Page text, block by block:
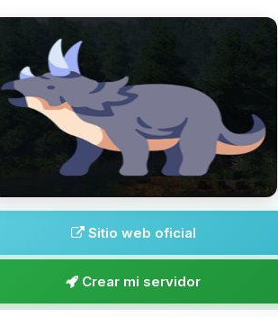
Sitio web oficial
Crear mi servidor